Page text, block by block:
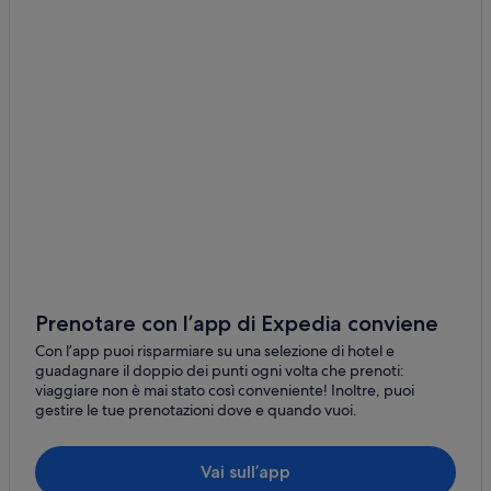
Bodega: hotel
Cotati: hotel
Fulton: hotel
Contea di Sonoma: hotel
Valle di Bennett: hotel Benchmark
Kenwood: Hotel storici
Prenotare con l’app di Expedia conviene
Con l’app puoi risparmiare su una selezione di hotel e
guadagnare il doppio dei punti ogni volta che prenoti:
viaggiare non è mai stato così conveniente! Inoltre, puoi
gestire le tue prenotazioni dove e quando vuoi.
Vai sull’app